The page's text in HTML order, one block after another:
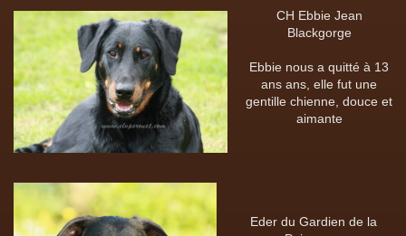
CH Ebbie Jean
Blackgorge
Ebbie nous a quitté à 13
ans ans, elle fut une
gentille chienne, douce et
aimante
Eder du Gardien de la